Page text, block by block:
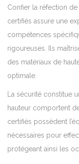
Confier la réfection
certifiés assure une
compétences
rigoureuses. Ils
des matériaux de
optimale.
La sécurité constitue
hauteur comportent
certifiés possèdent
nécessaires pour
protégeant ainsi les